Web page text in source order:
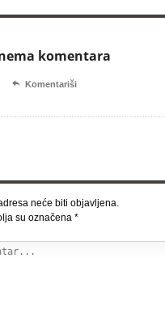
komentara
 Komentariši
neće biti objavljena.
su označena *